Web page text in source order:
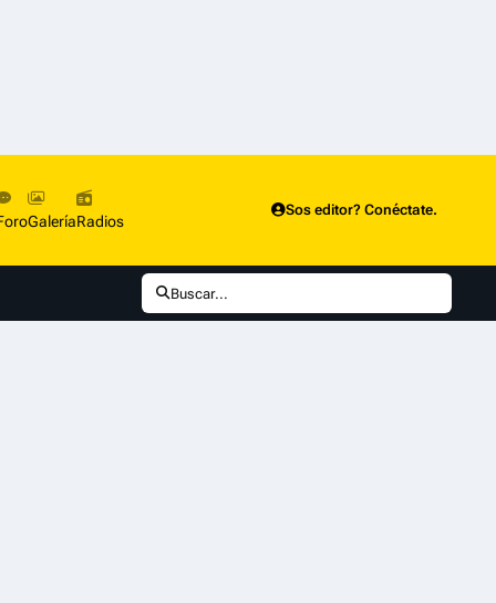
GaleríaRadios
Sos editor? Conéctate.
Buscar...